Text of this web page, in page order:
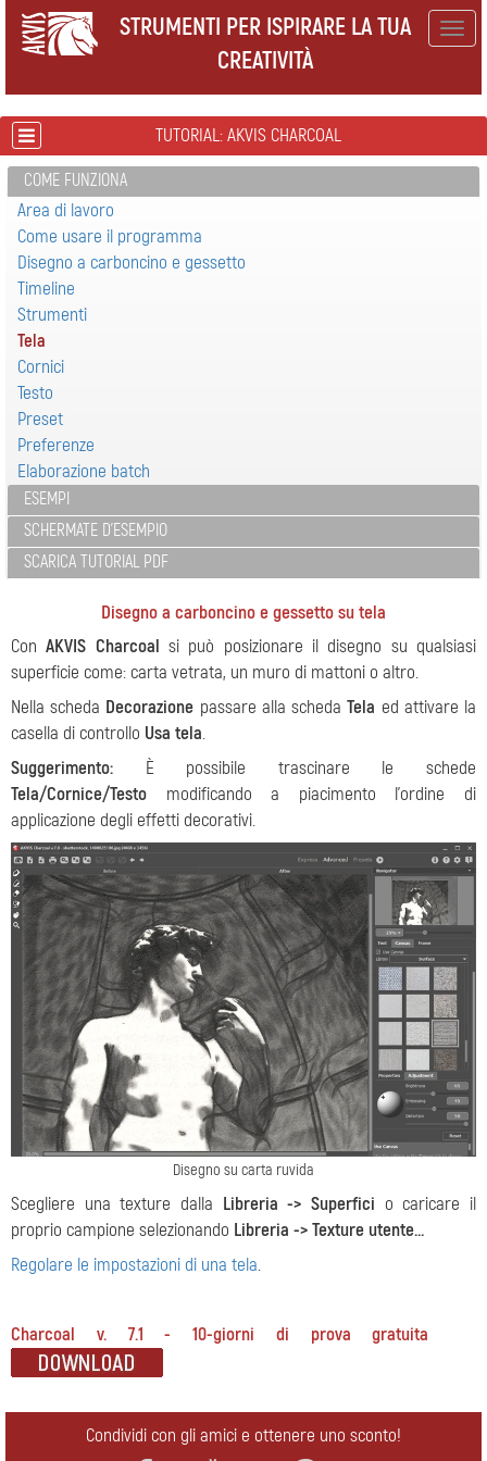
STRUMENTI PER ISPIRARE LA TUA
CREATIVITÀ
TUTORIAL: AKVIS CHARCOAL
COME FUNZIONA
Area di lavoro
Come usare il programma
Disegno a carboncino e gessetto
Timeline
Strumenti
Tela
Cornici
Testo
Preset
Preferenze
Elaborazione batch
ESEMPI
SCHERMATE D'ESEMPIO
SCARICA TUTORIAL PDF
Disegno a carboncino e gessetto su tela
ConAKVIS Charcoal si può posizionare il disegno su qualsiasi
superficie come: carta vetrata, un muro di mattoni o altro.
Nella scheda Decorazione passare alla schedaTela ed attivare la
casella di controllo Usa tela.
Suggerimento: È possibile trascinare le schede
Tela/Cornice/Testo modificando a piacimento l'ordine di
applicazione degli effetti decorativi.
Disegno su carta ruvida
Scegliere una texture dalla Libreria -> Superfici o caricare il
proprio campione selezionando Libreria -> Texture utente…
Regolare le impostazioni di una tela.
Charcoal v. 7.1 - 10-giorni di prova gratuita
Condividi con gli amici e ottenere uno sconto!